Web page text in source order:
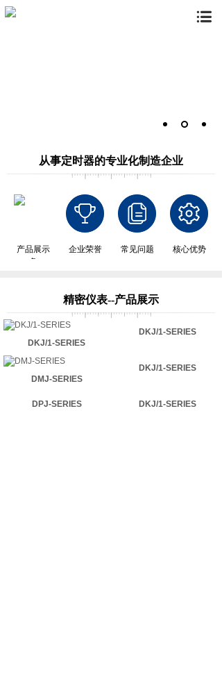
从事定时器的专业化制造企业
企业荣誉 常见问题 核心优势
产品展示
务
精密仪表--产品展示
DKJ/1-SERIES
DKJ/1-SERIES
DMJ-SERIES
DKJ/1-SERIES
DPJ-SERIES DKJ/1-SERIES